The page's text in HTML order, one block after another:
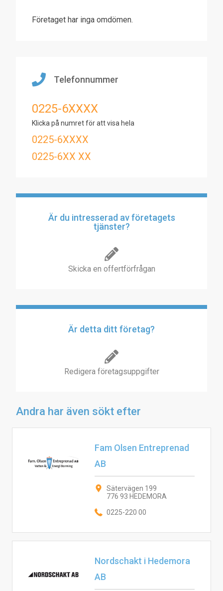
Företaget har inga omdömen.
Telefonnummer
0225-6XXXX
Klicka på numret för att visa hela
0225-6XXXX
0225-6XX XX
Är du intresserad av företagets
tjänster?
Skicka en offertförfrågan
Är detta ditt företag?
Redigera företagsuppgifter
Andra har även sökt efter
Fam Olsen Entreprenad
AB
Sätervägen 199
776 93 HEDEMORA
0225-220 00
Nordschakt i Hedemora
AB